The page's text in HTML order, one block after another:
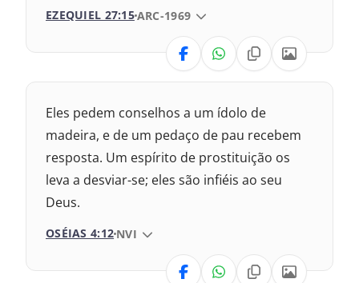
2009 – Almeida Revisada e Corrigida
1993 – Almeida Revisada e Atualizada
EZEQUIEL 27:15 VERSÃO DA BÍBLIA
ARC-1969
VERSÃO
Nova Versão Internacional
2017 – Nova Almeida Atualizada
2009 – Almeida Revisada e Corrigida
1993 – Almeida Revisada e Atualizada
Eles pedem conselhos a um ídolo de
madeira, e de um pedaço de pau recebem
resposta. Um espírito de prostituição os
leva a desviar-se; eles são infiéis ao seu
Deus.
OSÉIAS 4:12 VERSÃO DA BÍBLIA
NVI
VERSÃO